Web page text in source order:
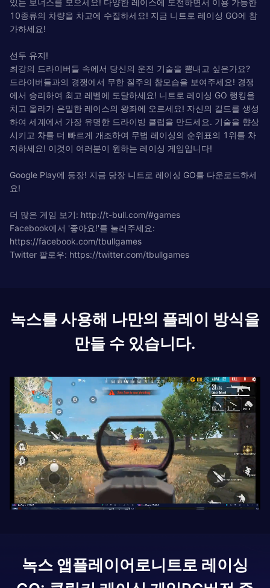
10종류의 차량을 차고에 수집하세요! 지금 니트로 레이싱 GO에 참
가하세요!
선두 유지!
최강의 드라이버들 속에서 당신의 운전 기술을 뽐내고 싶은가요?
드라이버들과의 경쟁에서 무한 질주의 참모습을 보여주세요! 경쟁
에서 승리하여 최고 레벨에 도달하세요! 니트로 레이싱 GO 랭킹을
치고 올라가 은밀한 레이스의 왕좌에 오르세요! 자신의 길드를 생성
하여 세계에서 가장 유명한 드라이빙 클럽을 만드세요. 기술을 향상
시키고 차를 더 빠르게 개조하여 무법 레이싱의 순위표의 1위를 차
지하세요! 이것이 여러분이 원하는 레이싱 게임입니다!
Google Play에 등장! 지금 당장 니트로 레이싱 GO를 다운로드하세
요!
더 많은 게임 보기: http://t-bull.com/#games
Facebook에서 '좋아요!'를 눌러주세요:
https://facebook.com/tbullgames
Twitter 팔로우: https://twitter.com/tbullgames
녹스를 사용해 나만의 플레이 방식을
만들 수 있습니다.
녹스 앱플레이어로니트로 레이싱